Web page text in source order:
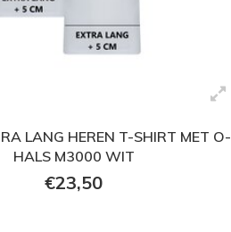
LANG HEREN T-SHIRT MET O-
HALS M3000 WIT
€23,50